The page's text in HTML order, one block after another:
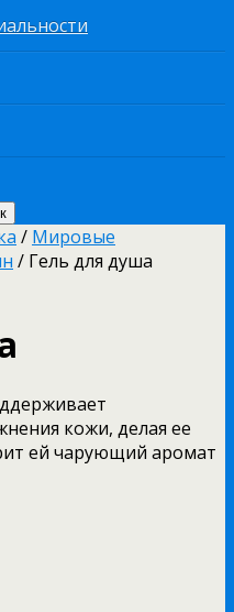
/ Мировые
/ Гель для душа
кожи, делая ее
ей чарующий аромат